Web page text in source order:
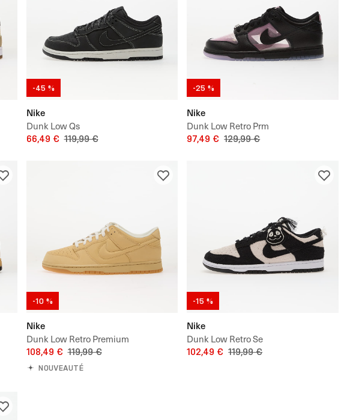
-45 %
Nike
Dunk Low Qs
66,49 € 119,99 €
-25 %
Nike
Dunk Low Retro Prm
97,49 € 129,99 €
-10 %
Nike
Dunk Low Retro Premium
108,49 € 119,99 €
NOUVEAUTÉ
-15 %
Nike
Dunk Low Retro Se
102,49 € 119,99 €